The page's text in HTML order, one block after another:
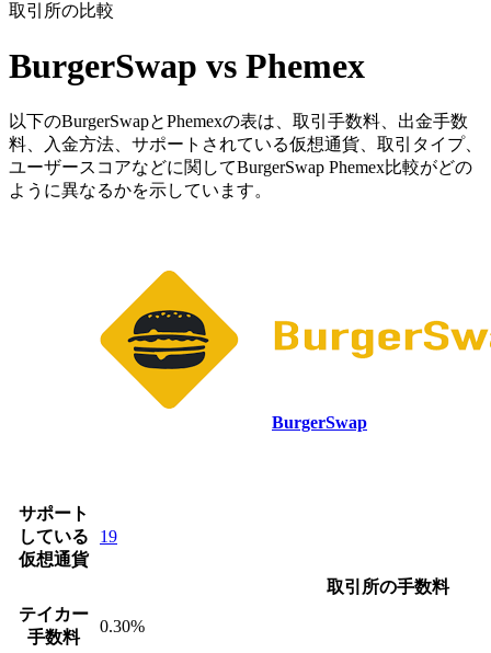
取引所の比較
BurgerSwap vs Phemex
以下のBurgerSwapとPhemexの表は、取引手数料、出金手数
料、入金方法、サポートされている仮想通貨、取引タイプ、
ユーザースコアなどに関してBurgerSwap Phemex比較がどの
ように異なるかを示しています。
BurgerSwap
サポート
している
仮想通貨
19
取引所の手数料
テイカー
手数料
0.30%